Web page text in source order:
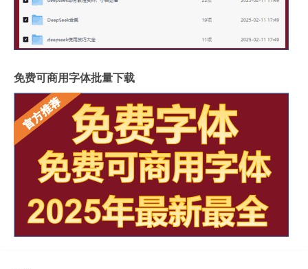
免费可商用字体批量下载